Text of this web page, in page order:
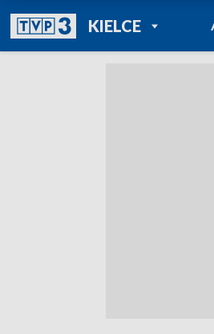
KIELCEPOWRÓT DO
TVP REGIONY